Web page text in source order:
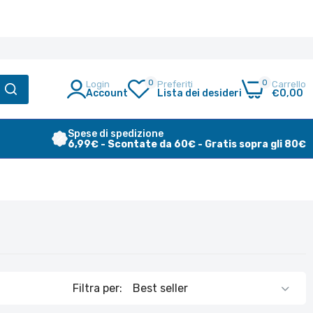
Login
Account
0 Preferiti
Lista dei desideri
0 Carrello
€0,00
Spese di spedizione
6,99€ - Scontate da 60€ - Gratis sopra gli 80€
Filtra per: